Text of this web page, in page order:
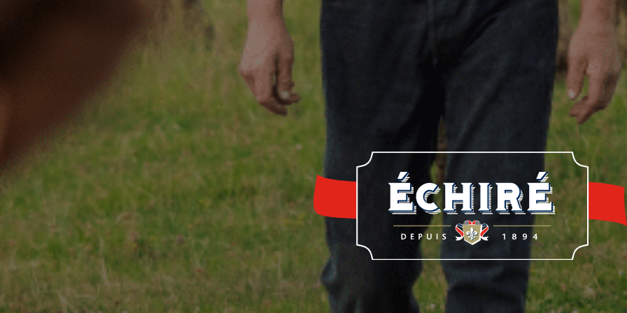
ACCUEIL
130 ANS
ÉCHIRÉ
Notre histoire Notre savoir-faire Nos éleveurs
NOS PRODUITS
D’EXCELLENCE
Beurrerie Échiré Laits
LE BEURRE